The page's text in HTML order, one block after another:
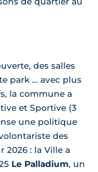
des salles
park ... avec plus
la commune a
et Sportive (3
une politique
des
2026 : la Ville a
Le Palladium, un